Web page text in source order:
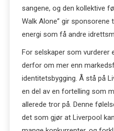
sangene, og den kollektive
Walk Alone” gir sponsorene
energi som få andre
For selskaper som vurderer
derfor om mer enn
identitetsbygging. Å stå på
en del av en fortelling som
allerede tror på. Denne
det som gjør at Liverpool